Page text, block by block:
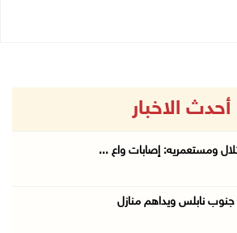
أحدث الاخبار
ومستعمريه: إصابات واع ...
جنوب نابلس ويداهم منازل